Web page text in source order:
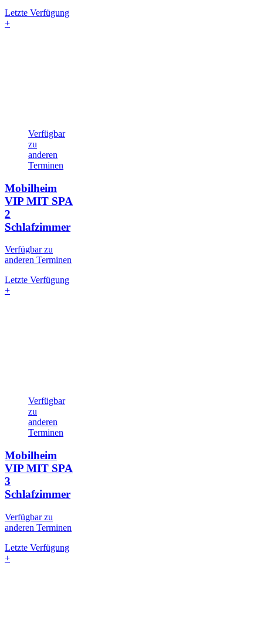
Letzte Verfügung
+
Verfügbar
zu
anderen
Terminen
Mobilheim
VIP MIT SPA
2
Schlafzimmer
Verfügbar zu
anderen Terminen
Letzte Verfügung
+
Verfügbar
zu
anderen
Terminen
Mobilheim
VIP MIT SPA
3
Schlafzimmer
Verfügbar zu
anderen Terminen
Letzte Verfügung
+